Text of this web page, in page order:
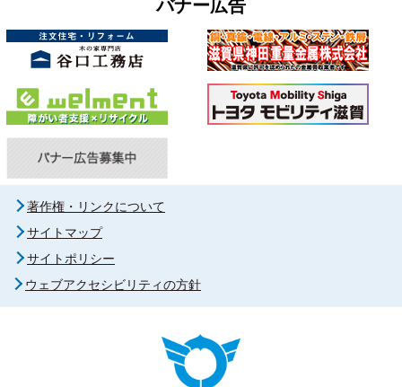
バナー広告
著作権・リンクについて
サイトマップ
サイトポリシー
ウェブアクセシビリティの方針